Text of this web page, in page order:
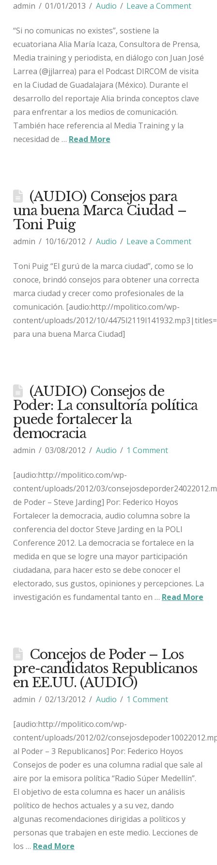
admin 01/01/2013 Audio Leave a Comment
“Si no comunicas no existes”, sostiene la
ecuatoriana Alia María Icaza, Consultora de Prensa,
Media training y periodista, en diálogo con Juan José
Larrea (@jjlarrea) para el Podcast DIRCOM de visita
en la Ciudad de Guadalajara (México). Durante el
desarrollo del reportaje Alia brinda conceptos clave
para enfrentar a los medios de comunicación.
También hace referencia al Media Training y la
necesidad de … Read More
(AUDIO) Consejos para
una buena Marca Ciudad –
Toni Puig
admin 10/16/2012 Audio Leave a Comment
Toni Puig “El gurú de la marca ciudad”, como se lo
conoce, brindó consejos para obtener una correcta
marca ciudad y crecer como profesionales de la
comunicación. [audio:http://mpolitico.com/wp-
content/uploads/2012/10/
para una buena Marca Ciudad]
(AUDIO) Consejos de
Poder: La consultoría política
puede fortalecer la
democracia
admin 03/08/2012 Audio 1 Comment
[audio:http://mpolitico.com/wp-
content/uploads/2012/03/
de Poder – Steve Jarding] Por: Federico Hoyos
Fortalecer la democracia, audio columna sobre la
conferencia del doctor Steve Jarding en la POLI
Conference 2012. La democracia se fortalece en la
medida en que se logre una mayor participación
ciudadana, para hacer esto se debe conocer el
electorado, sus gustos, opiniones y percepciones. La
investigación es fundamental tanto en … Read More
Concejos de Poder – Los
pre-candidatos Republicanos
en EE.UU. (AUDIO)
admin 02/13/2012 Audio 1 Comment
[audio:http://mpolitico.com/wp-
content/uploads/2012/02/
al Poder – 3 Republicanos] Por: Federico Hoyos
Consejos de poder es una columna radial que sale al
aire por la emisora política “Radio Súper Medellín”.
El objetivo de esta columna es hacer un análisis
político de hechos actuales y a su vez, dando
algunas recomendaciones dirigidas a políticos y
personas que trabajen en este medio. Lecciones de
los … Read More